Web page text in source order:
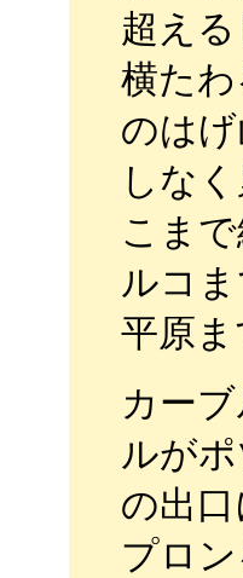
超え
横た
のは
しな
こま
ルコ
平原
カー
ルが
の出
プロ